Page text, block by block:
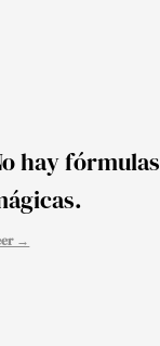
hay fórmulas
→